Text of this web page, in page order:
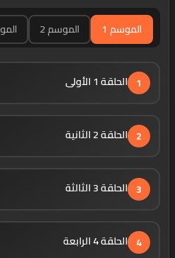
الموسم 1 الموسم 2
1 الحلقة 1 الأولى
2 الحلقة 2 الثانية
3 الحلقة 3 الثالثة
4 الحلقة 4 الرابعة